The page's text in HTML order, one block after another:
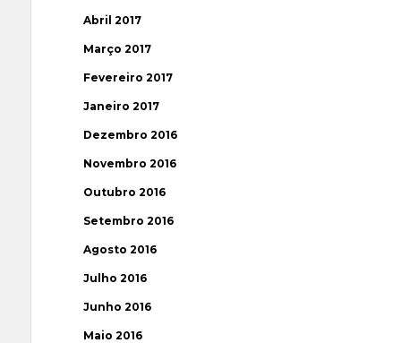
Abril 2017
Março 2017
Fevereiro 2017
Janeiro 2017
Dezembro 2016
Novembro 2016
Outubro 2016
Setembro 2016
Agosto 2016
Julho 2016
Junho 2016
Maio 2016